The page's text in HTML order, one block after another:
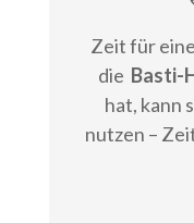
Zeit für
die Basti-
hat, kann
nutzen –